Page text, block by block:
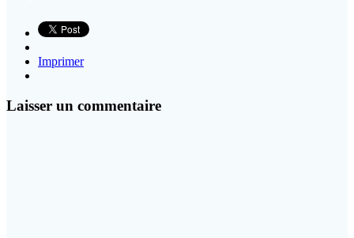
Imprimer
Laisser un commentaire